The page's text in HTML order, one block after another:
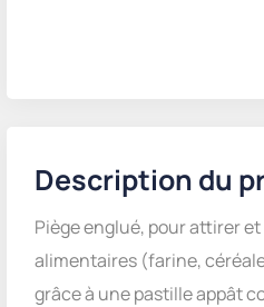
Description du
Piège englué, pour attirer
alimentaires (farine,
grâce à une pastille appât